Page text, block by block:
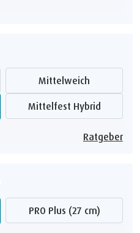
Mittelweich
Mittelfest Hybrid
Ratgeber
PRO Plus (27 cm)